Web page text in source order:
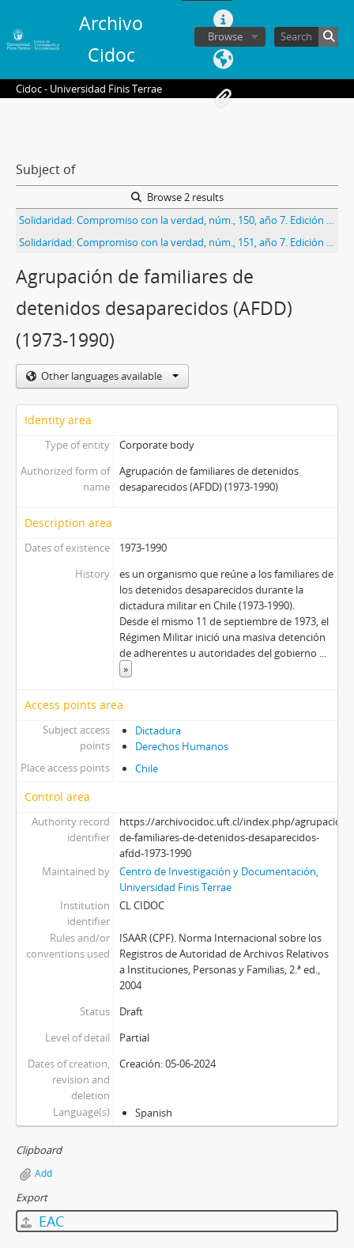
Archivo
Cidoc
Browse
Cidoc - Universidad Finis Terrae
Subject of
Browse 2 results
Solidaridad: Compromiso con la verdad, núm., 150, año 7. Edición titulada Colonias urbanas: alegría, cariño y comida
Solidaridad: Compromiso con la verdad, núm., 151, año 7. Edición titulada Educación, un camino de contrastes
Agrupación de familiares de
detenidos desaparecidos (AFDD)
(1973-1990)
Other languages available
Identity area
Type of entity
Corporate body
Authorized form of
name
Agrupación de familiares de detenidos
desaparecidos (AFDD) (1973-1990)
Description area
Dates of existence
1973-1990
History
es un organismo que reúne a los familiares de
los detenidos desaparecidos durante la
dictadura militar en Chile (1973-1990).
Desde el mismo 11 de septiembre de 1973, el
Régimen Militar inició una masiva detención
de adherentes u autoridades del gobierno ...
»
Access points area
Subject access
points
Dictadura
Derechos Humanos
Place access points
Chile
Control area
Authority record
identifier
https://archivocidoc.uft.cl/index.php/agrupacion-
de-familiares-de-detenidos-desaparecidos-
afdd-1973-1990
Maintained by
Centro de Investigación y Documentación,
Universidad Finis Terrae
Institution
identifier
CL CIDOC
Rules and/or
conventions used
ISAAR (CPF). Norma Internacional sobre los
Registros de Autoridad de Archivos Relativos
a Instituciones, Personas y Familias, 2.ª ed.,
2004
Status
Draft
Level of detail
Partial
Dates of creation,
revision and
deletion
Creación: 05-06-2024
Language(s) Spanish
Clipboard
Add
Export
EAC